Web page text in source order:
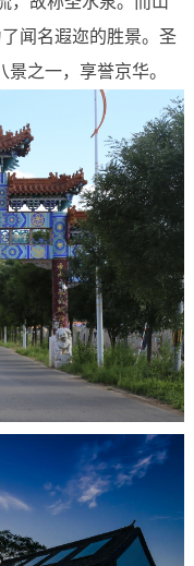
闻名遐迩的胜景。圣
之一，享誉京华。